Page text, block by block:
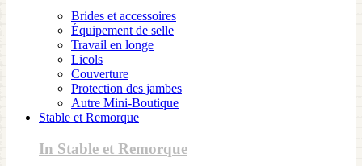
Brides et accessoires
Équipement de selle
Travail en longe
Licols
Couverture
Protection des jambes
Autre Mini-Boutique
Stable et Remorque
In Stable et Remorque